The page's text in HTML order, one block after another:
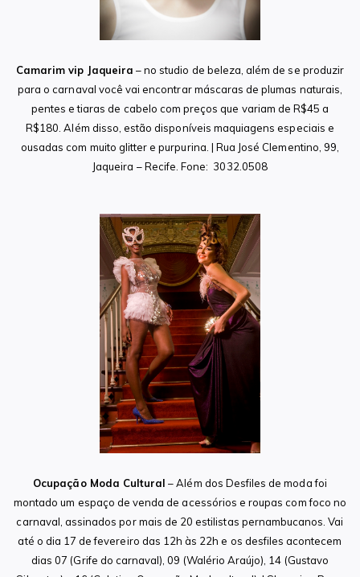
Camarim vip Jaqueira – no studio de beleza, além de se produzir
para o carnaval você vai encontrar máscaras de plumas naturais,
pentes e tiaras de cabelo com preços que variam de R$45 a
R$180. Além disso, estão disponíveis maquiagens especiais e
ousadas com muito glitter e purpurina. | Rua José Clementino, 99,
Jaqueira – Recife. Fone: 3032.0508
Ocupação Moda Cultural – Além dos Desfiles de moda foi
montado um espaço de venda de acessórios e roupas com foco no
carnaval, assinados por mais de 20 estilistas pernambucanos. Vai
até o dia 17 de fevereiro das 12h às 22h e os desfiles acontecem
dias 07 (Grife do carnaval), 09 (Walério Araújo), 14 (Gustavo